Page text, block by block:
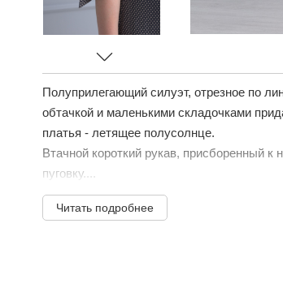
Полуприлегающий силуэт, отрезное по
обтачкой и маленькими складочками
платья - летящее полусолнце.
Втачной короткий рукав, присборенный к
пуговку....
Читать подробнее